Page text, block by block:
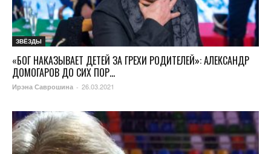
ЗВЁЗДЫ
«БОГ НАКАЗЫВАЕТ ДЕТЕЙ ЗА ГРЕХИ РОДИТЕЛЕЙ»: АЛЕКСАНДР
ДОМОГАРОВ ДО СИХ ПОР...
Ирэна Саврошина - 26.03.2021